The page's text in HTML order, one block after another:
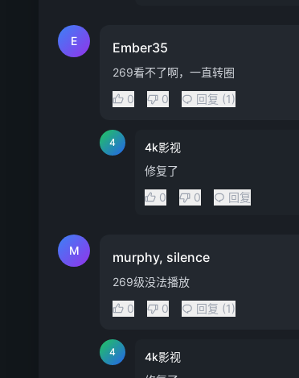
E Ember35
269看不了啊，一直转圈
0
0 回复 (1)
4 4k影视
修复了
0
0 回复
M murphy, silence
269级没法播放
0
0 回复 (1)
4 4k影视